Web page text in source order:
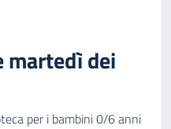
martedì dei
per i bambini 0/6 anni